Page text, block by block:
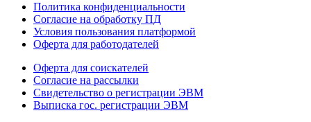
Политика конфиденциальности
Согласие на обработку ПД
Условия пользования платформой
Оферта для работодателей
Оферта для соискателей
Согласие на рассылки
Свидетельство о регистрации ЭВМ
Выписка гос. регистрации ЭВМ